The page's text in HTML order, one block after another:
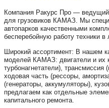
Компания Ракурс Про — ведущий
для грузовиков КАМАЗ. Мы
автопарков качественными
бесперебойную работу техники
Широкий ассортимент: В нашем
моделей КАМАЗ: двигатели и их
турбонагнетатели), трансмиссия
ходовая часть (рессоры,
(генераторы, аккумуляторы),
предлагаем как отдельные
капитального ремонта.